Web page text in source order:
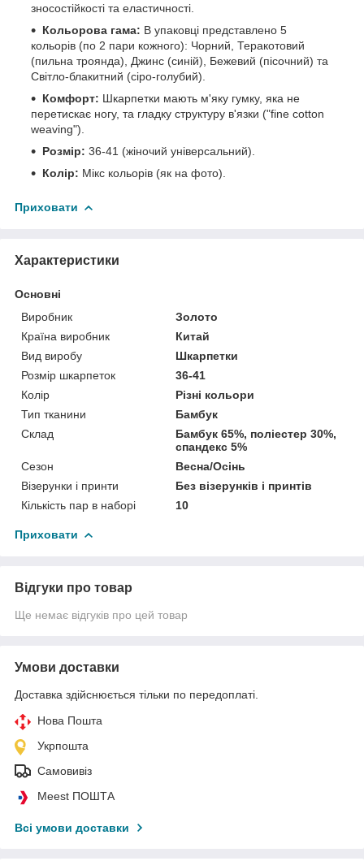
зносостійкості та еластичності.
Кольорова гама: В упаковці представлено 5
кольорів (по 2 пари кожного): Чорний, Теракотовий
(пильна троянда), Джинс (синій), Бежевий (пісочний) та
Світло-блакитний (сіро-голубий).
Комфорт: Шкарпетки мають м'яку гумку, яка не
перетискає ногу, та гладку структуру в'язки ("fine cotton
weaving").
Розмір: 36-41 (жіночий універсальний).
Колір: Мікс кольорів (як на фото).
Приховати
Характеристики
Основні
Виробник
Золото
Країна виробник
Китай
Вид виробу
Шкарпетки
Розмір шкарпеток
36-41
Колір
Різні кольори
Тип тканини
Бамбук
Склад
Бамбук 65%, поліестер 30%,
спандекс 5%
Сезон
Весна/Осінь
Візерунки і принти
Без візерунків і принтів
Кількість пар в наборі
10
Приховати
Відгуки про товар
Ще немає відгуків про цей товар
Умови доставки
Доставка здійснюється тільки по передоплаті.
Нова Пошта
Укрпошта
Самовивіз
Meest ПОШТА
Всі умови доставки